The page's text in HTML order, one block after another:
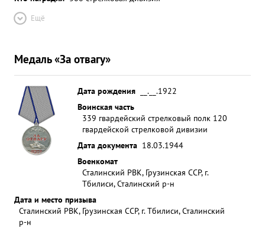
Ещё
Медаль «За отвагу»
Дата рождения
__.__.1922
Воинская часть
339 гвардейский стрелковый полк 120
гвардейской стрелковой дивизии
Дата документа 18.03.1944
Военкомат
Сталинский РВК, Грузинская ССР, г.
Тбилиси, Сталинский р-н
Дата и место призыва
Сталинский РВК, Грузинская ССР, г. Тбилиси, Сталинский
р-н